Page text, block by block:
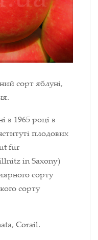
сорт яблуні,
в 1965 році в
плодових
für
in Saxony)
сорту
сорту
Corail.